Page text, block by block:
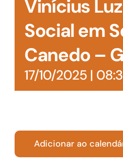
Vinícius
Social em
Canedo –
17/10/2025 |
Adicionar ao